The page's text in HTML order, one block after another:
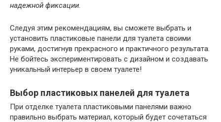
надежной фиксации.
Следуя этим рекомендациям, вы сможете выбрать и
установить пластиковые панели для туалета своими
руками, достигнув прекрасного и практичного результата.
Не бойтесь экспериментировать с дизайном и создавать
уникальный интерьер в своем туалете!
Выбор пластиковых панелей для туалета
При отделке туалета пластиковыми панелями важно
правильно выбрать материал, который будет сочетаться